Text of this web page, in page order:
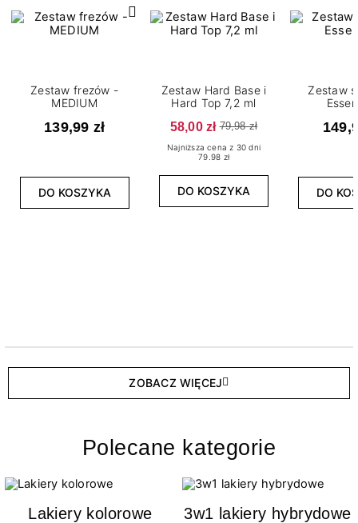
Zestaw frezów -
MEDIUM
139,99 zł
DO KOSZYKA
Zestaw Hard Base i
Hard Top 7,2 ml
58,00 zł 79,98 zł
Najniższa cena z 30 dni
79.98 zł
DO KOSZYKA
Zestaw
DO
ZOBACZ WIĘCEJ
Polecane kategorie
Lakiery kolorowe 3w1 lakiery hybrydowe